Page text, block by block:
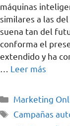
máquinas
similares a las
suena tan del
conforma el
extendido y ha
Leer más
Marketing
Campañas